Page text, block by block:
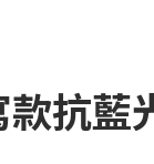
抗藍